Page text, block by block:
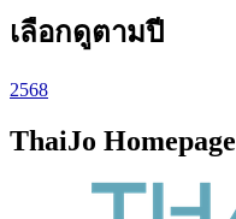
เลือกดูตามปี
2568
ThaiJo Homepage